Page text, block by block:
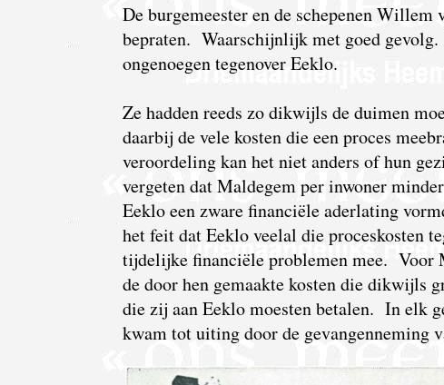
De burgemeester en de schepenen Willem
bepraten. Waarschijnlijk met goed
ongenoegen tegenover Eeklo.
Ze hadden reeds zo dikwijls de duimen
daarbij de vele kosten die een proces
veroordeling kan het niet anders of hun
vergeten dat Maldegem per inwoner
Eeklo een zware financiële aderlating
het feit dat Eeklo veelal die proceskosten
tijdelijke financiële problemen mee. Voor
de door hen gemaakte kosten die dikwijls
die zij aan Eeklo moesten betalen. In elk
kwam tot uiting door de gevangenneming